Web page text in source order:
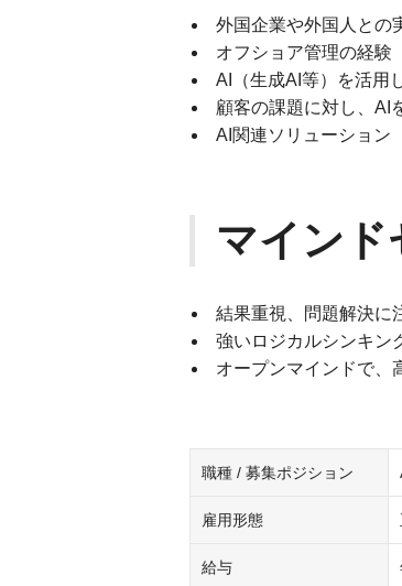
外国企業や外国人との
オフショア管理の経験
AI（生成AI等）を活用
顧客の課題に対し、AI
AI関連ソリューション
マインド
結果重視、問題解決に
強いロジカルシンキン
オープンマインドで、
職種 / 募集ポジション
雇用形態
給与